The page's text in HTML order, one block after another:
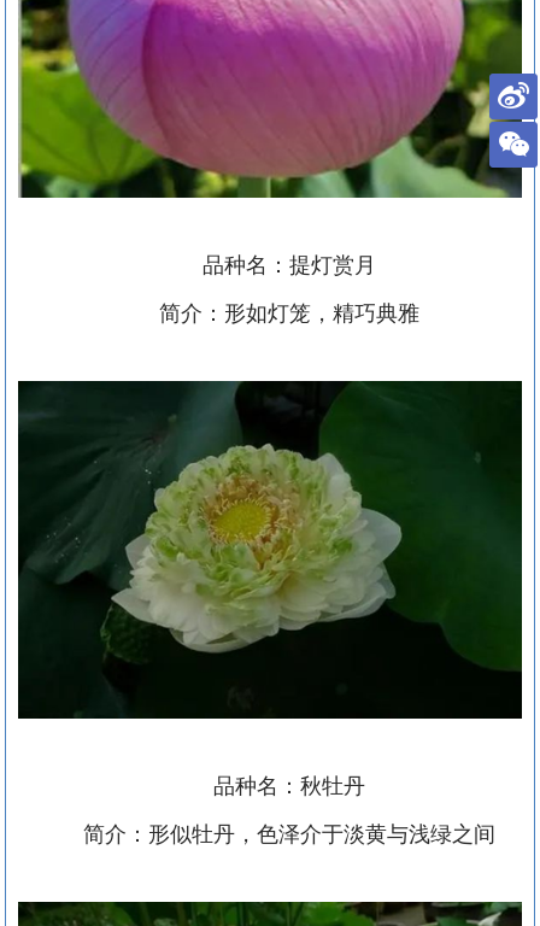
品种名：提灯赏月
简介：形如灯笼，精巧典雅
品种名：秋牡丹
简介：形似牡丹，色泽介于淡黄与浅绿之间